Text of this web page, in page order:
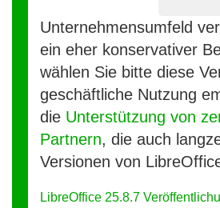
Unternehmensumfeld
ein eher konservativer
wählen Sie bitte diese
geschäftliche Nutzung
die Unterstützung von
Partnern, die auch
Versionen von
LibreOffice 25.8.7